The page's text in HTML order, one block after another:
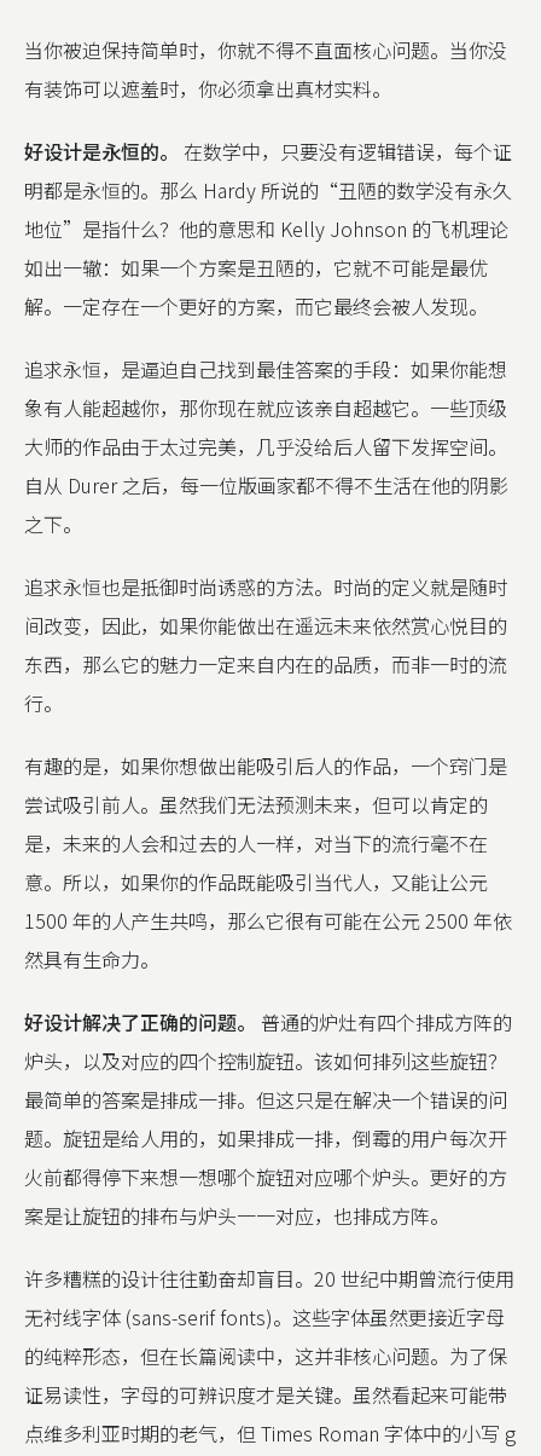
当你被迫保持简单时，你就不得不直面核心问题。当你没
有装饰可以遮羞时，你必须拿出真材实料。
好设计是永恒的。
在数学中，只要没有逻辑错误，每个证
明都是永恒的。那么 Hardy 所说的“丑陋的数学没有永久
地位”是指什么？他的意思和 Kelly Johnson 的飞机理论
如出一辙：如果一个方案是丑陋的，它就不可能是最优
解。一定存在一个更好的方案，而它最终会被人发现。
追求永恒，是逼迫自己找到最佳答案的手段：如果你能想
象有人能超越你，那你现在就应该亲自超越它。一些顶级
大师的作品由于太过完美，几乎没给后人留下发挥空间。
自从 Durer 之后，每一位版画家都不得不生活在他的阴影
之下。
追求永恒也是抵御时尚诱惑的方法。时尚的定义就是随时
间改变，因此，如果你能做出在遥远未来依然赏心悦目的
东西，那么它的魅力一定来自内在的品质，而非一时的流
行。
有趣的是，如果你想做出能吸引后人的作品，一个窍门是
尝试吸引前人。虽然我们无法预测未来，但可以肯定的
是，未来的人会和过去的人一样，对当下的流行毫不在
意。所以，如果你的作品既能吸引当代人，又能让公元
1500 年的人产生共鸣，那么它很有可能在公元 2500 年依
然具有生命力。
好设计解决了正确的问题。
普通的炉灶有四个排成方阵的
炉头，以及对应的四个控制旋钮。该如何排列这些旋钮？
最简单的答案是排成一排。但这只是在解决一个错误的问
题。旋钮是给人用的，如果排成一排，倒霉的用户每次开
火前都得停下来想一想哪个旋钮对应哪个炉头。更好的方
案是让旋钮的排布与炉头一一对应，也排成方阵。
许多糟糕的设计往往勤奋却盲目。20 世纪中期曾流行使用
无衬线字体 (sans-serif fonts)。这些字体虽然更接近字母
的纯粹形态，但在长篇阅读中，这并非核心问题。为了保
证易读性，字母的可辨识度才是关键。虽然看起来可能带
点维多利亚时期的老气，但 Times Roman 字体中的小写 g